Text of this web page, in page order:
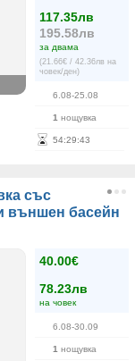
117.35лв
195.58лв
за двама
(21.66€ / 42.36лв на
човек/ден)
6.08-25.08
1 нощувка
54:29:42
със
външен басейн
40.00€
78.23лв
на човек
6.08-30.09
1 нощувка